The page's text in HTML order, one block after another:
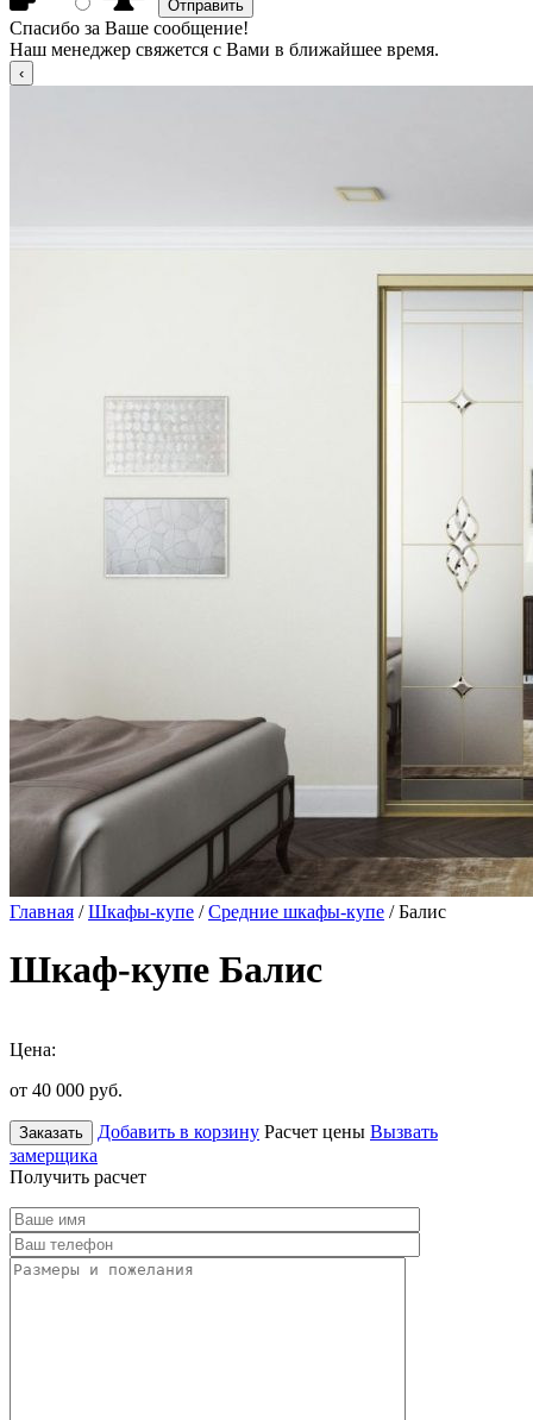
Спасибо за Ваше сообщение!
Наш менеджер свяжется с Вами в ближайшее время.
Главная /Шкафы-купе /Средние шкафы-купе / Балис
Шкаф-купе Балис
Цена:
от 40 000 руб.
Заказать Добавить в корзину Расчет цены Вызвать
замерщика
Получить расчет